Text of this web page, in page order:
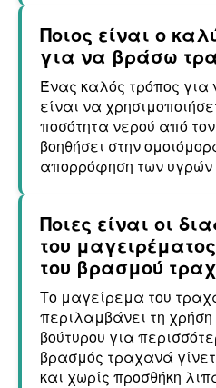
Ποιος είναι ο
για να βράσω
Ένας καλός τρόπος
είναι να
ποσότητα νερού από
βοηθήσει στην
απορρόφηση των
Ποιες είναι οι
του
του βρασμού
Το μαγείρεμα του
περιλαμβάνει τη χρήση
βούτυρου για
βρασμός τραχανά
και χωρίς προσθήκη